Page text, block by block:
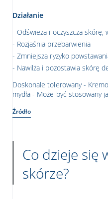
Działanie
Odświeża i oczyszcza skórę,
Rozjaśnia przebarwienia
Zmniejsza ryzyko
Nawilża i pozostawia skórę
Doskonale tolerowany -
mydła - Może być stosowany
Źródło
Co dzieje się
skórze?